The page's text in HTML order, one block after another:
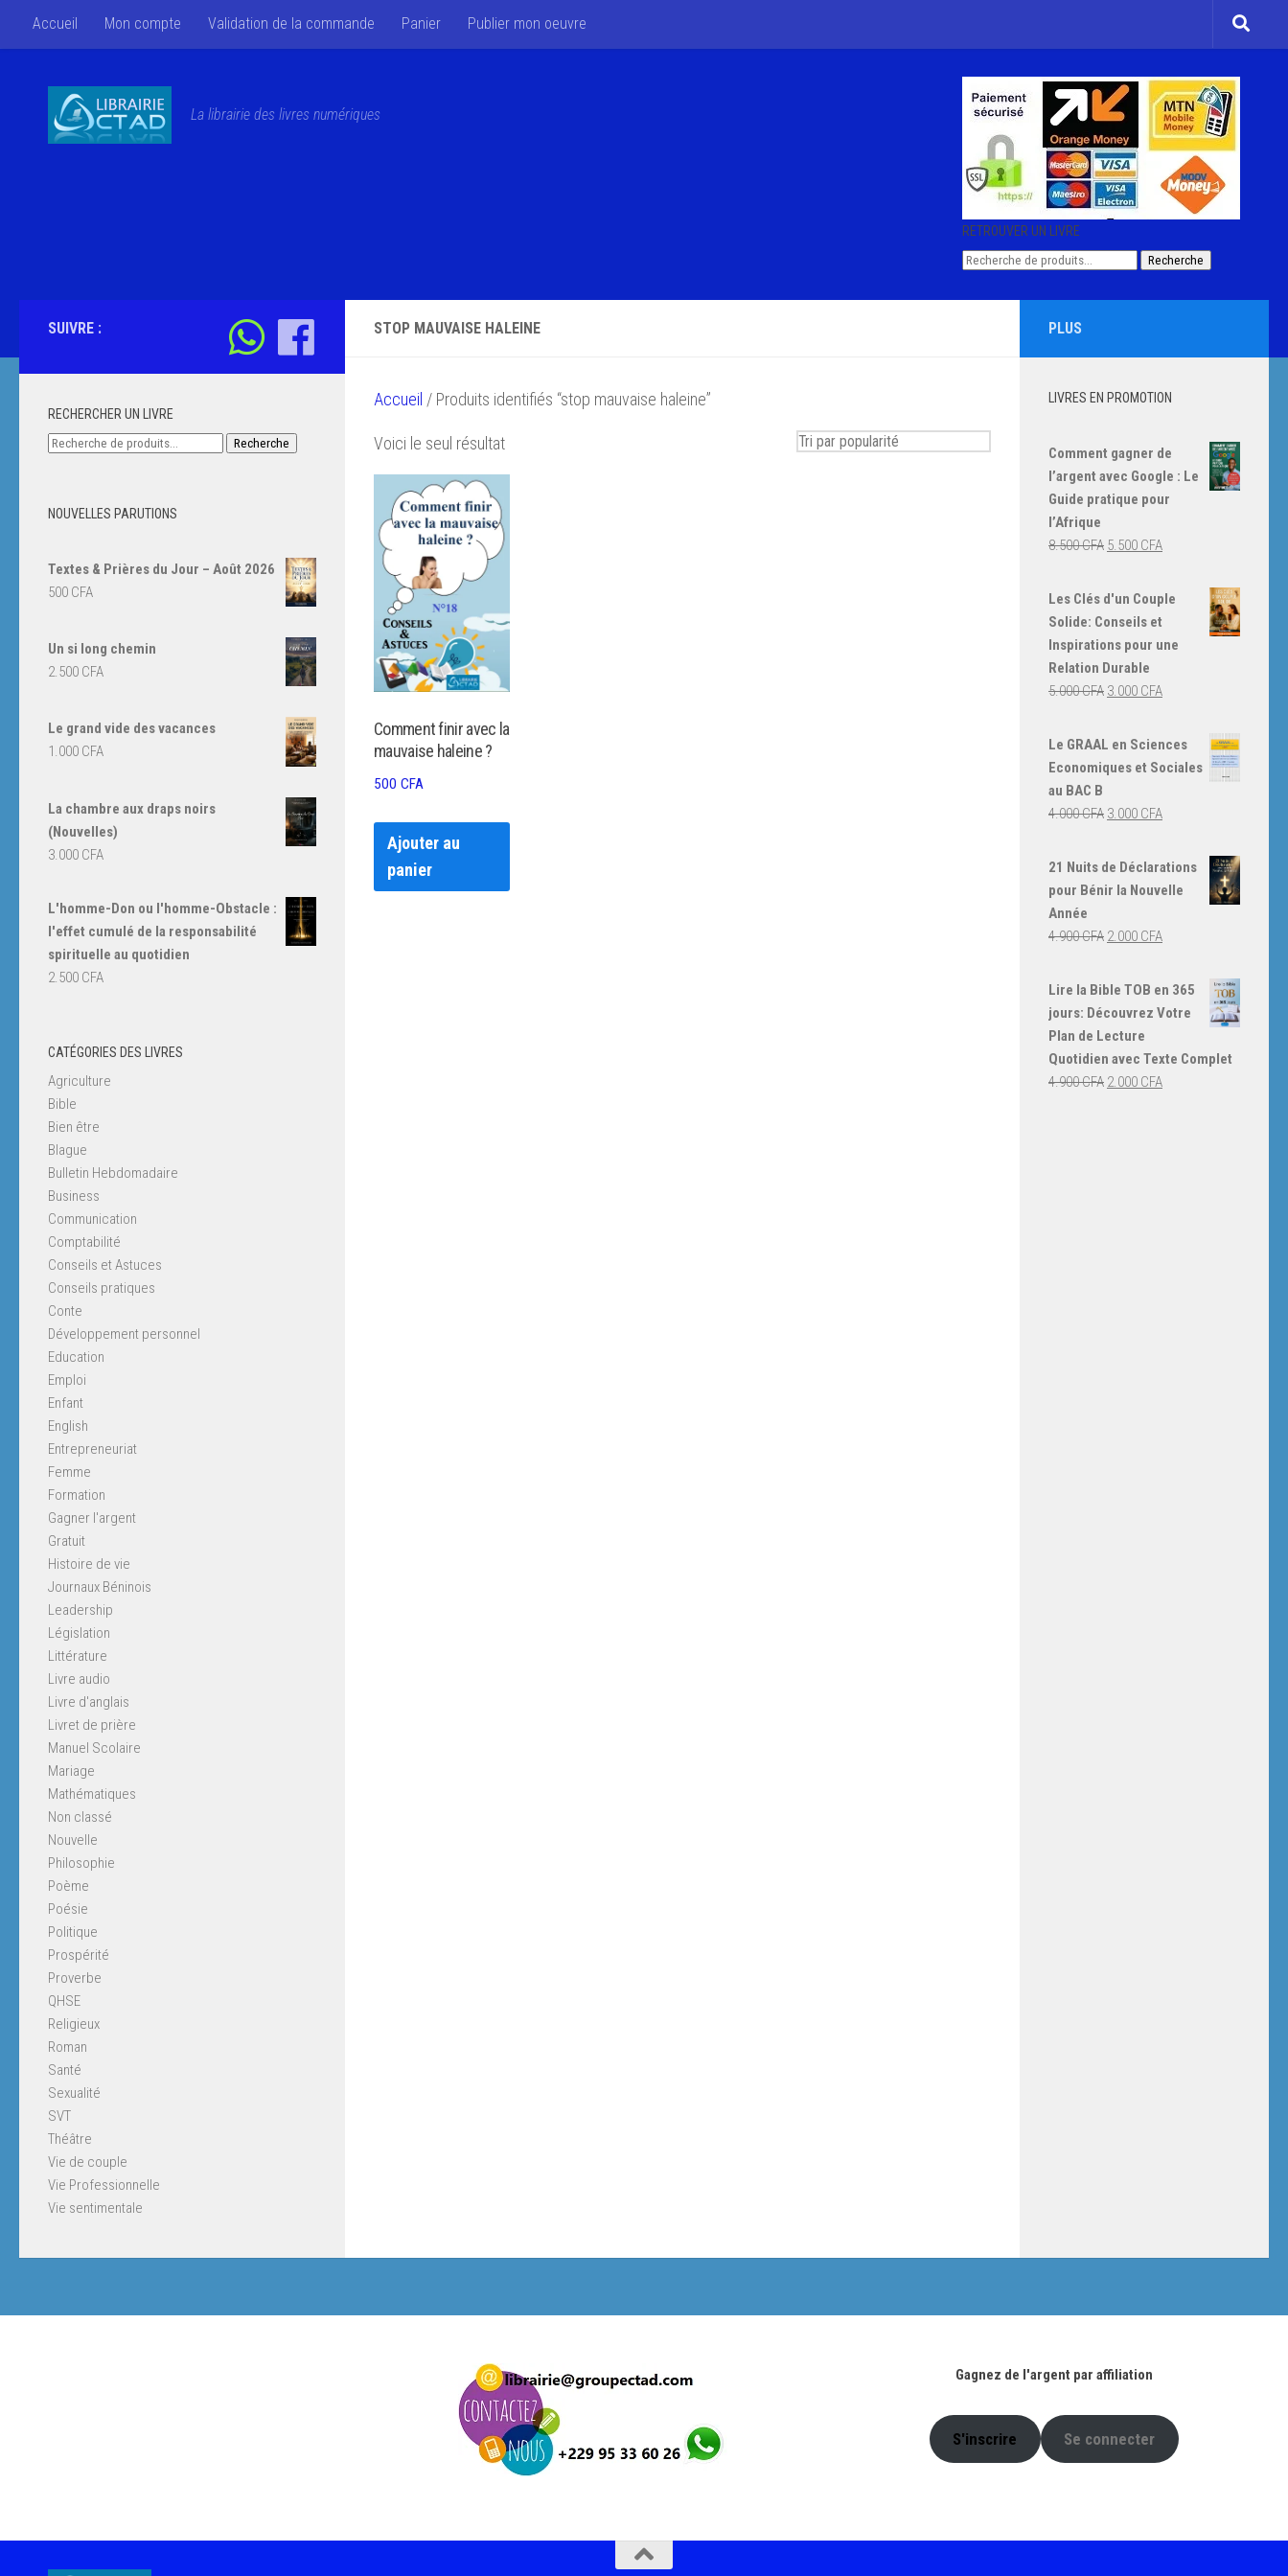
Skip to content
Accueil Mon compte Validation de la commande Panier Publier mon oeuvre
La librairie des livres numériques
RETROUVER UN LIVRE
Recherche
Recherche
STOP MAUVAISE HALEINE
Accueil / Produits identifiés “stop mauvaise haleine”
Voici le seul résultat
Comment finir avec la
mauvaise haleine ?
500 CFA
Ajouter au
panier
SUIVRE :
RECHERCHER UN LIVRE
Recherche
Recherche
NOUVELLES PARUTIONS
Textes & Prières du Jour – Août 2026
500 CFA
Un si long chemin
2.500 CFA
Le grand vide des vacances
1.000 CFA
La chambre aux draps noirs
(Nouvelles)
3.000 CFA
L'homme-Don ou l'homme-Obstacle :
l'effet cumulé de la responsabilité
spirituelle au quotidien
2.500 CFA
CATÉGORIES DES LIVRES
Agriculture
Bible
Bien être
Blague
Bulletin Hebdomadaire
Business
Communication
Comptabilité
Conseils et Astuces
Conseils pratiques
Conte
Développement personnel
Education
Emploi
Enfant
English
Entrepreneuriat
Femme
Formation
Gagner l'argent
Gratuit
Histoire de vie
Journaux Béninois
Leadership
Législation
Littérature
Livre audio
Livre d'anglais
Livret de prière
Manuel Scolaire
Mariage
Mathématiques
Non classé
Nouvelle
Philosophie
Poème
Poésie
Politique
Prospérité
Proverbe
QHSE
Religieux
Roman
Santé
Sexualité
SVT
Théâtre
Vie de couple
Vie Professionnelle
Vie sentimentale
PLUS
LIVRES EN PROMOTION
Comment gagner de
l’argent avec Google : Le
Guide pratique pour
l’Afrique
8.500CFA Le
initial
était :
5.500 CFALe
actuel
5.500 CFA.
Les Clés d'un Couple
Solide: Conseils et
Inspirations pour une
Relation Durable
5.000CFA Le
initial
3.000 CFALe
est :
3.000 CFA.
Le GRAAL en Sciences
Economiques et Sociales
au BAC B
4.000CFA Le
initial
était :
3.000 CFALe
actuel
est :
3.000 CFA.
21 Nuits de Déclarations
pour Bénir la Nouvelle
Année
4.900CFA Le
initial
4.900 CFA.
2.000 CFALe
actuel
est :
2.000 CFA.
Lire la Bible TOB en 365
jours: Découvrez Votre
Plan de Lecture
Quotidien avec Texte Complet
4.900CFA Le
2.000 CFALe
Gagnez de l'argent par affiliation
S'inscrire Se connecter